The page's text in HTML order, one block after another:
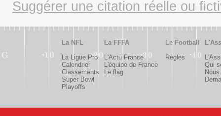
Suggérer une citation réelle ou
La NFL
La Ligue Pro
Calendrier
Classements
Super Bowl
Playoffs
La FFFA
L'Actu France
L'équipe de France
Le flag
Le Football
Règles
Qui